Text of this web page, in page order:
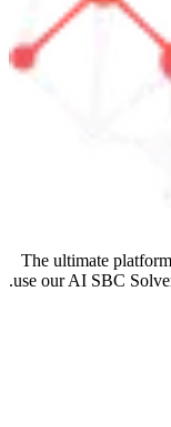
The ultimate
use our AI SBC